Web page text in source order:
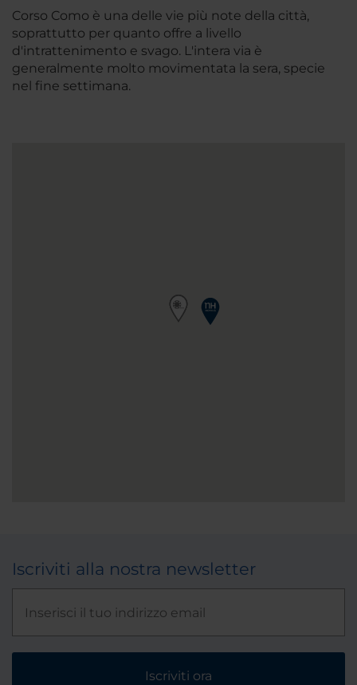
Corso Como è una delle vie più note della città,
soprattutto per quanto offre a livello
d'intrattenimento e svago. L'intera via è
generalmente molto movimentata la sera, specie
nel fine settimana.
Iscriviti alla nostra newsletter
Iscriviti ora